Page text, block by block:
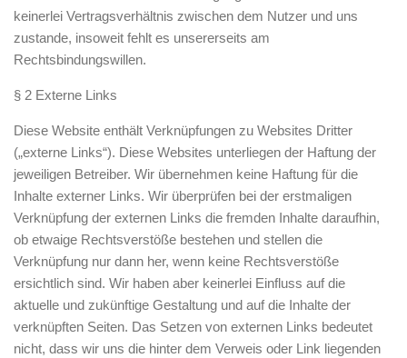
keinerlei Vertragsverhältnis zwischen dem Nutzer und uns
zustande, insoweit fehlt es unsererseits am
Rechtsbindungswillen.
§ 2 Externe Links
Diese Website enthält Verknüpfungen zu Websites Dritter
(„externe Links“). Diese Websites unterliegen der Haftung der
jeweiligen Betreiber. Wir übernehmen keine Haftung für die
Inhalte externer Links. Wir überprüfen bei der erstmaligen
Verknüpfung der externen Links die fremden Inhalte daraufhin,
ob etwaige Rechtsverstöße bestehen und stellen die
Verknüpfung nur dann her, wenn keine Rechtsverstöße
ersichtlich sind. Wir haben aber keinerlei Einfluss auf die
aktuelle und zukünftige Gestaltung und auf die Inhalte der
verknüpften Seiten. Das Setzen von externen Links bedeutet
nicht, dass wir uns die hinter dem Verweis oder Link liegenden